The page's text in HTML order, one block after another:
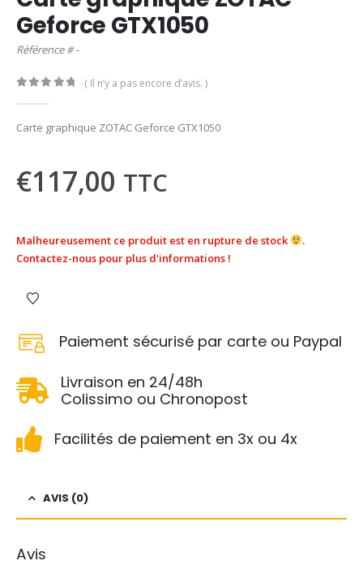
Geforce GTX1050
Référence # -
( Il n’y a pas encore d’avis. )
Carte graphique ZOTAC Geforce GTX1050
€117,00 TTC
Malheureusement ce produit est en rupture de stock
.
Contactez-nous pour plus d'informations !
Paiement sécurisé par carte ou Paypal
Livraison en 24/48h
Colissimo ou Chronopost
Facilités de paiement en 3x ou 4x
AVIS (0)
Avis